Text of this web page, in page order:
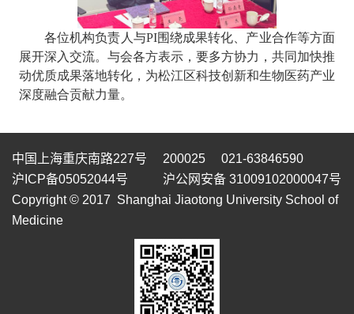
各位机构负责人与PI围绕成果转化、产业合作等方面
展开深入交流。与会各方表示 ，要多方协力，共同 加快推
动优质成果落地转化，为松江区科技创新和生物医药产业
深度融合贡献力量。
中国上海重庆南路227号 200025 021-63846590
沪ICP备05052044号
沪公网安备 31009102000047号
Copyright © 2017 Shanghai Jiaotong University School of
Medicine